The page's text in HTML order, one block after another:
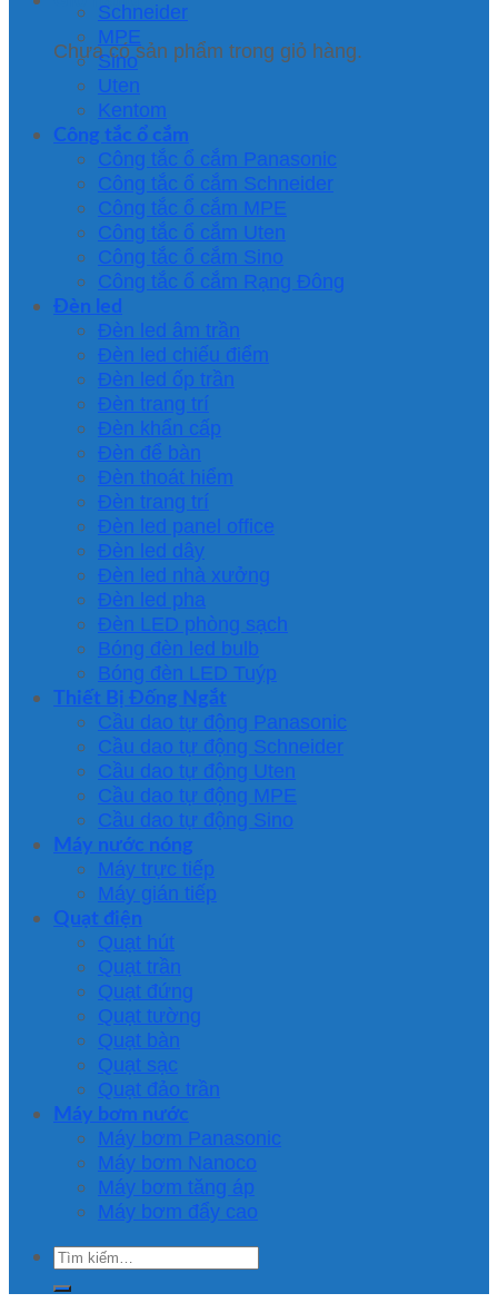
Chưa có sản phẩm trong giỏ hàng.
Schneider
MPE
Sino
Uten
Kentom
Công tắc ổ cắm
Công tắc ổ cắm Panasonic
Công tắc ổ cắm Schneider
Công tắc ổ cắm MPE
Công tắc ổ cắm Uten
Công tắc ổ cắm Sino
Công tắc ổ cắm Rạng Đông
Đèn led
Đèn led âm trần
Đèn led chiếu điểm
Đèn led ốp trần
Đèn trang trí
Đèn khẩn cấp
Đèn để bàn
Đèn thoát hiểm
Đèn trang trí
Đèn led panel office
Đèn led dây
Đèn led nhà xưởng
Đèn led pha
Đèn LED phòng sạch
Bóng đèn led bulb
Bóng đèn LED Tuýp
Thiết Bị Đống Ngắt
Cầu dao tự động Panasonic
Cầu dao tự động Schneider
Cầu dao tự động Uten
Cầu dao tự động MPE
Cầu dao tự động Sino
Máy nước nóng
Máy trực tiếp
Máy gián tiếp
Quạt điện
Quạt hút
Quạt trần
Quạt đứng
Quạt tường
Quạt bàn
Quạt sạc
Quạt đảo trần
Máy bơm nước
Máy bơm Panasonic
Máy bơm Nanoco
Máy bơm tăng áp
Máy bơm đẩy cao
Tìm
kiếm: